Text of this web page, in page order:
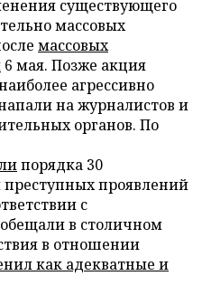
существующего
массовых
массовых
6 мая. Позже акция
агрессивно
на журналистов и
органов. По
порядка 30
проявлений
с
в столичном
в отношении
как адекватные и